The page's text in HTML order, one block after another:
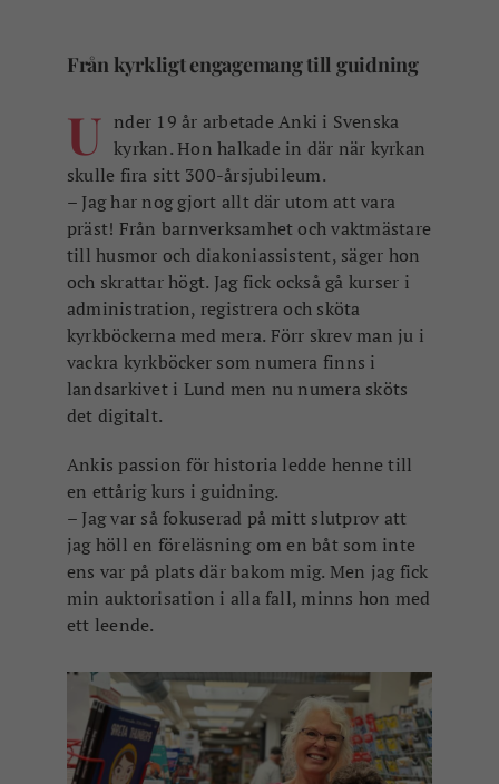
Från kyrkligt engagemang till guidning
U nder 19 år arbetade Anki i Svenska
kyrkan. Hon halkade in där när kyrkan
skulle fira sitt 300-årsjubileum.
– Jag har nog gjort allt där utom att vara
präst! Från barnverksamhet och vaktmästare
till husmor och diakoniassistent, säger hon
och skrattar högt. Jag fick också gå kurser i
administration, registrera och sköta
kyrkböckerna med mera. Förr skrev man ju i
vackra kyrkböcker som numera finns i
landsarkivet i Lund men nu numera sköts
det digitalt.
Ankis passion för historia ledde henne till
en ettårig kurs i guidning.
– Jag var så fokuserad på mitt slutprov att
jag höll en föreläsning om en båt som inte
ens var på plats där bakom mig. Men jag fick
min auktorisation i alla fall, minns hon med
ett leende.